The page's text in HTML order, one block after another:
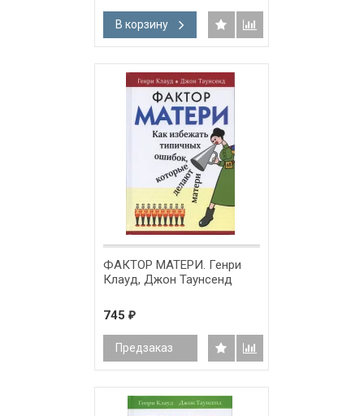
В корзину
ФАКТОР МАТЕРИ. Генри
Клауд, Джон Таунсенд
745 ₽
Предзаказ